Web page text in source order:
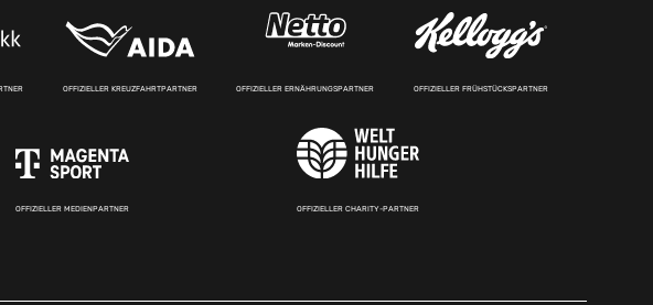
OFFIZIELLER KREUZFAHRTPARTNER OFFIZIELLER ERNÄHRUNGSPARTNER OFFIZIELLER FRÜHSTÜCKSPARTNER
OFFIZIELLER MEDIENPARTNER OFFIZIELLER CHARITY-PARTNER